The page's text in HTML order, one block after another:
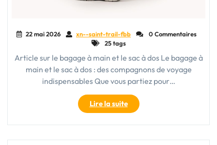
22 mai 2026 xn--saint-trail-fbb
0 Commentaires
25 tags
Article sur le bagage à main et le sac à dos Le bagage à
main et le sac à dos : des compagnons de voyage
indispensables Que vous partiez pour…
Lire la suite"Comparaison
entre
le